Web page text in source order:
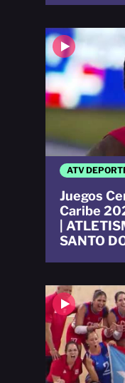
ATV
Juegos
Caribe
|
SANTO